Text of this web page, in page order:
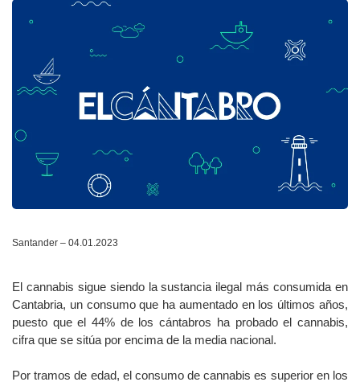
Santander – 04.01.2023
El cannabis sigue siendo la sustancia ilegal más consumida en
Cantabria, un consumo que ha aumentado en los últimos años,
puesto que el 44% de los cántabros ha probado el cannabis,
cifra que se sitúa por encima de la media nacional.
Por tramos de edad, el consumo de cannabis es superior en los